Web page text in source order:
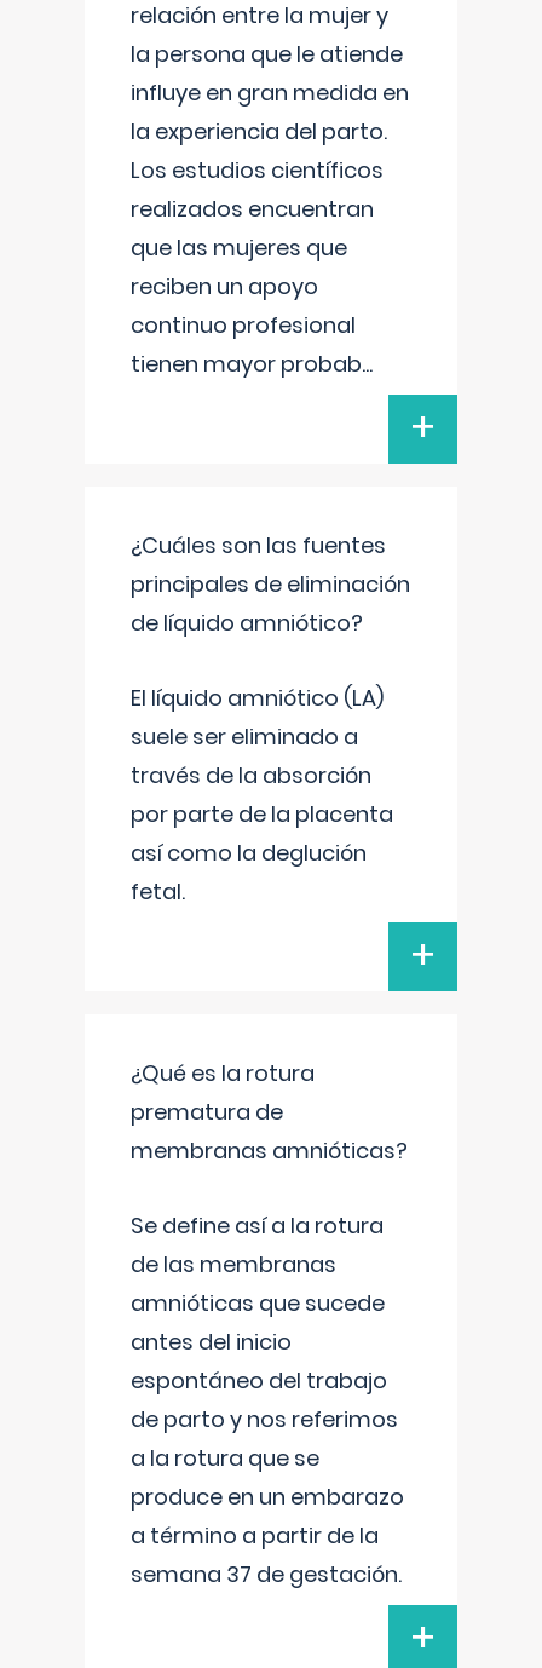
relación entre la mujer y
la persona que le atiende
influye en gran medida en
la experiencia del parto.
Los estudios científicos
realizados encuentran
que las mujeres que
reciben un apoyo
continuo profesional
tienen mayor probab...
+
¿Cuáles son las fuentes
principales de eliminación
de líquido amniótico?
El líquido amniótico (LA)
suele ser eliminado a
través de la absorción
por parte de la placenta
así como la deglución
fetal.
+
¿Qué es la rotura
prematura de
membranas amnióticas?
Se define así a la rotura
de las membranas
amnióticas que sucede
antes del inicio
espontáneo del trabajo
de parto y nos referimos
a la rotura que se
produce en un embarazo
a término a partir de la
semana 37 de gestación.
+